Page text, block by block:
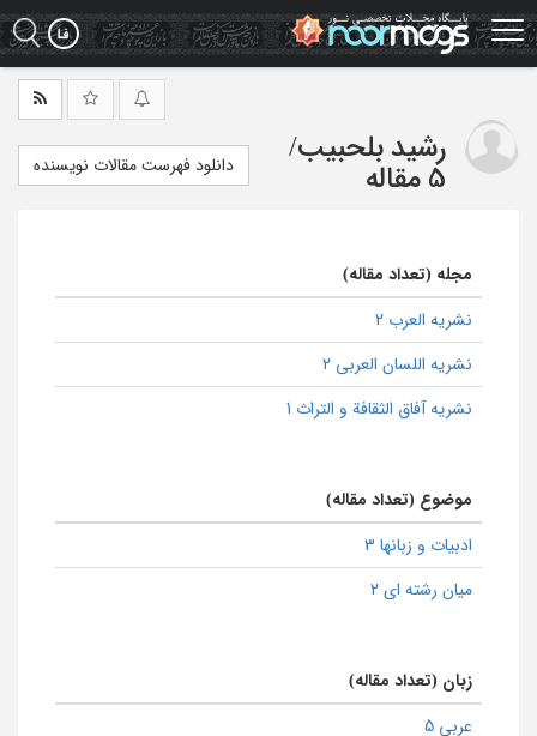
Skip
to
main
رشید بلحبیب/
5 مقاله
دانلود فهرست مقالات نویسنده
مجله (تعداد مقاله)
نشریه العرب 2
نشریه اللسان العربی 2
نشریه آفاق الثقافة و التراث 1
موضوع (تعداد مقاله)
ادبیات و زبانها 3
میان رشته ای 2
زبان (تعداد مقاله)
عربی 5